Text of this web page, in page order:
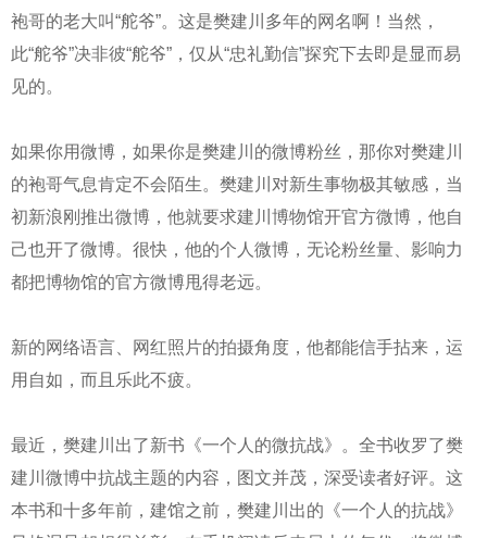
袍哥的老大叫“舵爷”。这是樊建川多年的网名啊！当然，
此“舵爷”决非彼“舵爷”，仅从“忠礼勤信”探究下去即是显而易
见的。
如果你用微博，如果你是樊建川的微博粉丝，那你对樊建川
的袍哥气息肯定不会陌生。樊建川对新生事物极其敏感，当
初新浪刚推出微博，他就要求建川博物馆开官方微博，他自
己也开了微博。很快，他的个人微博，无论粉丝量、影响力
都把博物馆的官方微博甩得老远。
新的网络语言、网红照片的拍摄角度，他都能信手拈来，运
用自如，而且乐此不疲。
最近，樊建川出了新书《一个人的微抗战》。全书收罗了樊
建川微博中抗战主题的内容，图文并茂，深受读者好评。这
本书和十多年前，建馆之前，樊建川出的《一个人的抗战》